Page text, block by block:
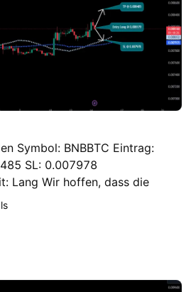
Symbol: BNBBTC Eintrag:
SL: 0.007978
Lang Wir hoffen, dass die
unserer Prognose steigen
Schwankung durch eine
aufgefangen wird,
dass sich die Geschichte